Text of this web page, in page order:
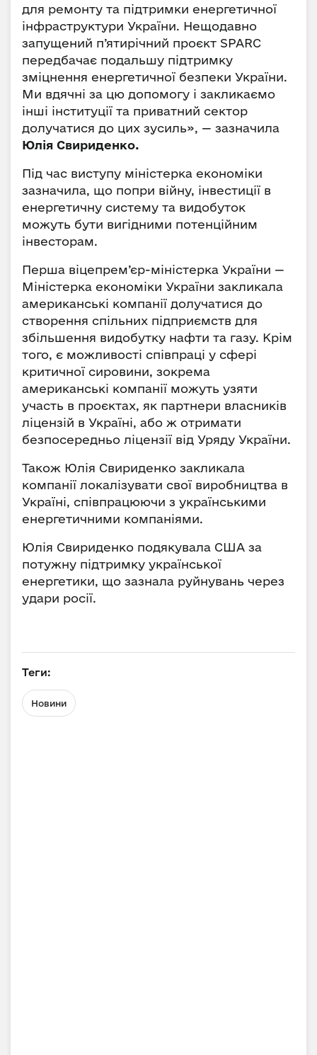
для ремонту та підтримки енергетичної
інфраструктури України. Нещодавно
запущений п’ятирічний проєкт SPARC
передбачає подальшу підтримку
зміцнення енергетичної безпеки України.
Ми вдячні за цю допомогу і закликаємо
інші інституції та приватний сектор
долучатися до цих зусиль», — зазначила
Юлія Свириденко.
Під час виступу міністерка економіки
зазначила, що попри війну, інвестиції в
енергетичну систему та видобуток
можуть бути вигідними потенційним
інвесторам.
Перша віцепрем’єр-міністерка України —
Міністерка економіки України закликала
американські компанії долучатися до
створення спільних підприємств для
збільшення видобутку нафти та газу. Крім
того, є можливості співпраці у сфері
критичної сировини, зокрема
американські компанії можуть узяти
участь в проєктах, як партнери власників
ліцензій в Україні, або ж отримати
безпосередньо ліцензії від Уряду України.
Також Юлія Свириденко закликала
компанії локалізувати свої виробництва в
Україні, співпрацюючи з українськими
енергетичними компаніями.
Юлія Свириденко подякувала США за
потужну підтримку української
енергетики, що зазнала руйнувань через
удари росії.
Теги:
Новини